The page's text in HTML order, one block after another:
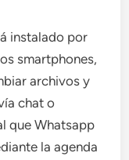
instalado por
smartphones,
archivos y
chat o
que Whatsapp
la agenda